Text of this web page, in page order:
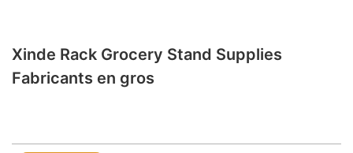
Xinde Rack Grocery Stand Supplies
Fabricants en gros